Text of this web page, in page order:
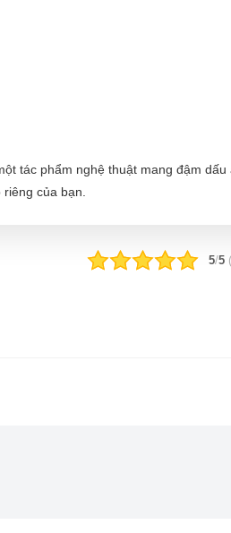
tác phẩm nghệ thuật mang đậm dấu
của bạn.
5/5 (